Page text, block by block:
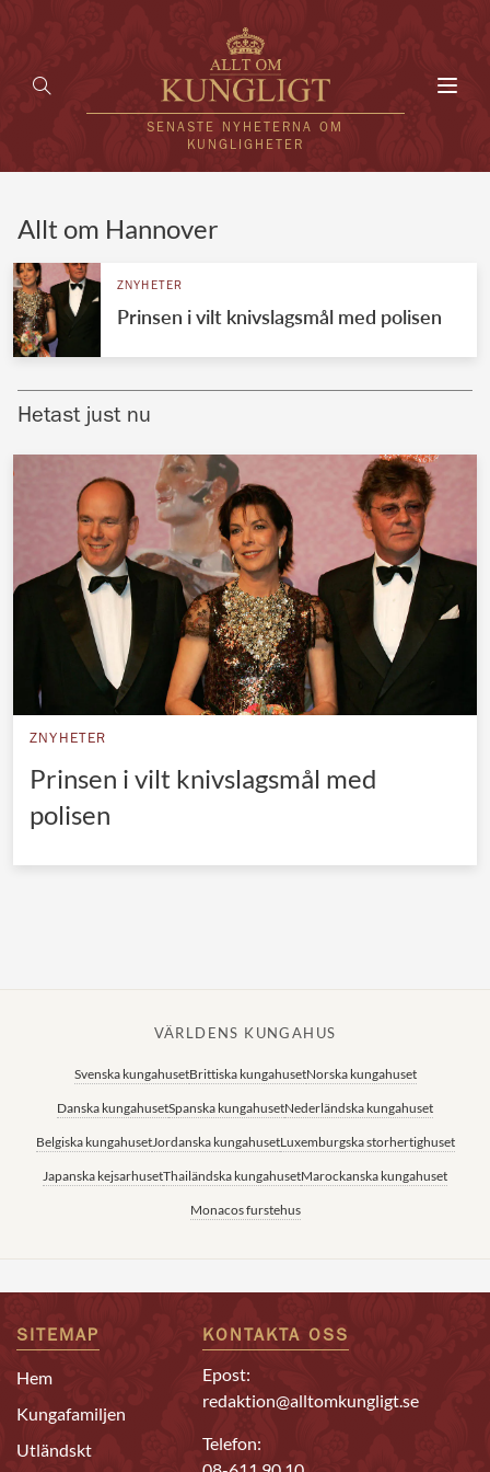
SENASTE NYHETERNA OM
KUNGLIGHETER
UTLÄNDSKT
VÄRLDENS KUNGAHUS
Brittiska kungahuset
Norska kungahuset
Danska kungahuset
Spanska kungahuset
Nederländska kungahuset
Belgiska kungahuset
Jordanska kungahuset
Japanska kejsarhuset
REDAKTION
Allt om Hannover
ZNYHETER
Prinsen i vilt knivslagsmål med polisen
Hetast just nu
ZNYHETER
Prinsen i vilt knivslagsmål med
polisen
VÄRLDENS KUNGAHUS
Svenska kungahusetBrittiska kungahusetNorska kungahuset
Danska kungahusetSpanska kungahusetNederländska kungahuset
Belgiska kungahusetJordanska kungahusetLuxemburgska storhertighuset
Japanska kejsarhusetThailändska kungahusetMarockanska kungahuset
Monacos furstehus
SITEMAP
Hem
Kungafamiljen
Utländskt
KONTAKTA OSS
Epost:
redaktion@alltomkungligt.se
Telefon: